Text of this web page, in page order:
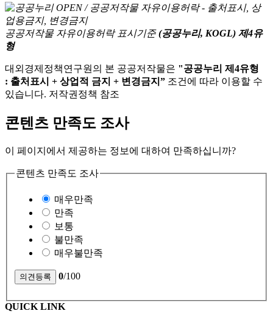
공공저작물 자유이용허락 표시기준 (공공누리, KOGL) 제4유
형
대외경제정책연구원의 본 공공저작물은 "공공누리 제4유형
: 출처표시 + 상업적 금지 + 변경금지” 조건에 따라 이용할 수
있습니다. 저작권정책 참조
콘텐츠 만족도 조사
이 페이지에서 제공하는 정보에 대하여 만족하십니까?
콘텐츠 만족도 조사
매우만족
만족
보통
불만족
매우불만족
0/100
QUICK LINK